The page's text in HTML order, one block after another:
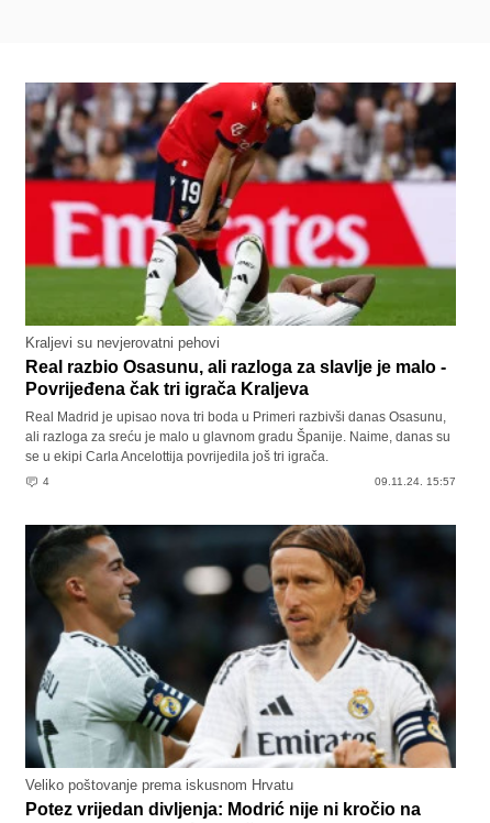
Kraljevi su nevjerovatni pehovi
Real razbio Osasunu, ali razloga za slavlje je malo -
Povrijeđena čak tri igrača Kraljeva
Real Madrid je upisao nova tri boda u Primeri razbivši danas Osasunu,
ali razloga za sreću je malo u glavnom gradu Španije. Naime, danas su
se u ekipi Carla Ancelottija povrijedila još tri igrača.
4 09.11.24. 15:57
Veliko poštovanje prema iskusnom Hrvatu
Potez vrijedan divljenja: Modrić nije ni kročio na